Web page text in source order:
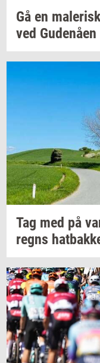
Gå en ma­le­risk
ved Gu­denå­en
Tag med på
regns